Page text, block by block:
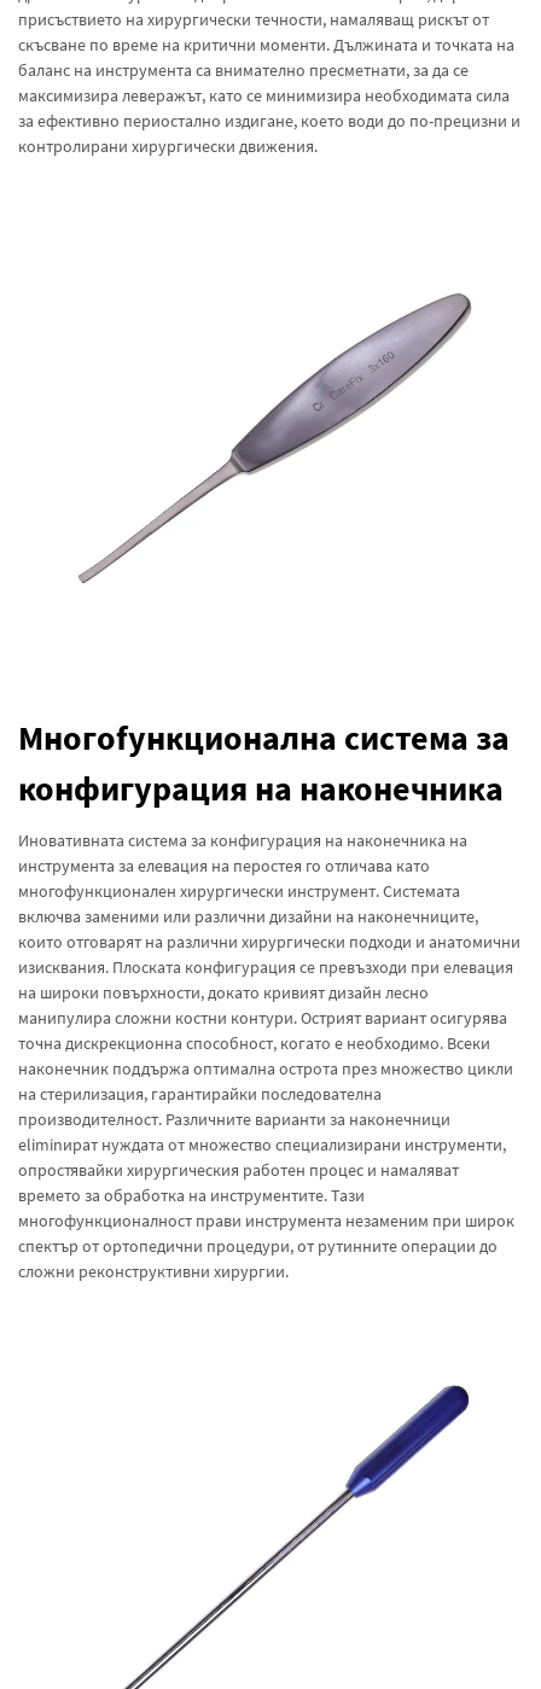
присъствието на хирургически течности, намаляващ рискът от
скъсване по време на критични моменти. Дължината и точката на
баланс на инструмента са внимателно пресметнати, за да се
максимизира леверажът, като се минимизира необходимата сила
за ефективно периостално издигане, което води до по-прецизни и
контролирани хирургически движения.
Многofункционална система за
конфигурация на наконечника
Иновативната система за конфигурация на наконечника на
инструмента за елевация на перостея го отличава като
многофункционален хирургически инструмент. Системата
включва заменими или различни дизайни на наконечниците,
които отговарят на различни хирургически подходи и анатомични
изисквания. Плоската конфигурация се превъзходи при елевация
на широки повърхности, докато кривият дизайн лесно
манипулира сложни костни контури. Острият вариант осигурява
точна дискрекционна способност, когато е необходимо. Всеки
наконечник поддържа оптимална острота през множество цикли
на стерилизация, гарантирайки последователна
производителност. Различните варианти за наконечници
eliminират нуждата от множество специализирани инструменти,
опростявайки хирургическия работен процес и намаляват
времето за обработка на инструментите. Тази
многофункционалност прави инструмента незаменим при широк
спектър от ортопедични процедури, от рутинните операции до
сложни реконструктивни хирургии.